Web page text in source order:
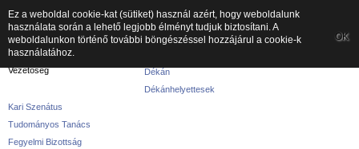
A kar
A karról
Vezetőség
Dékán
Dékánhelyettesek
Kari Szenátus
Tudományos Tanács
Fegyelmi Bizottság
Ez a weboldal cookie-kat (sütiket) használ azért, hogy weboldalunk
használata során a lehető legjobb élményt tudjuk biztosítani. A
weboldalunkon történő további böngészéssel hozzájárul a cookie-k
használatához.
OK